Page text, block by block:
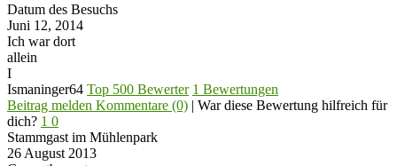
Datum des Besuchs
Juni 12, 2014
Ich war dort
allein
I
Ismaninger64 Top 500 Bewerter 1 Bewertungen
Beitrag melden Kommentare (0) | War diese Bewertung hilfreich für
dich? 1 0
Stammgast im Mühlenpark
26 August 2013